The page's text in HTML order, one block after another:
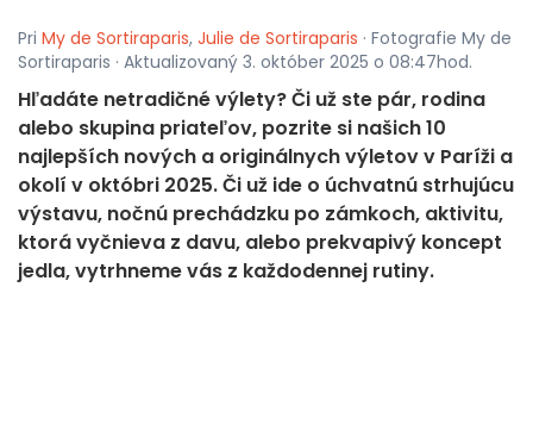
Pri My de Sortiraparis, Julie de Sortiraparis · Fotografie My de
Sortiraparis · Aktualizovaný 3. október 2025 o 08:47hod.
Hľadáte netradičné výlety? Či už ste pár, rodina
alebo skupina priateľov, pozrite si našich 10
najlepších nových a originálnych výletov v Paríži a
okolí v októbri 2025. Či už ide o úchvatnú strhujúcu
výstavu, nočnú prechádzku po zámkoch, aktivitu,
ktorá vyčnieva z davu, alebo prekvapivý koncept
jedla, vytrhneme vás z každodennej rutiny.